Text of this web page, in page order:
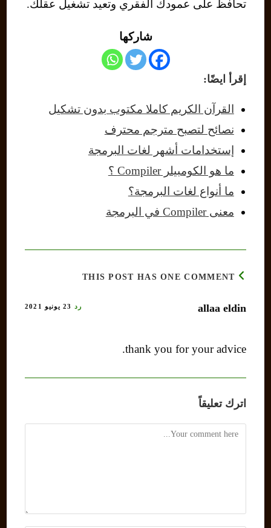
تحافظ على عمودك الفقري وتعيد تشغيل عقلك.
شاركها
إقرأ ايضًا:
القرآن الكريم كاملا مكتوب بدون تشكيل
نصائح لتصبح مترجم محترف
إستخدامات أشهر لغات البرمجة
ما هو الكومبيلر Compiler ؟
ما أنواع لغات البرمجة؟
معنى Compiler في البرمجة
THIS POST HAS ONE COMMENT
allaa eldin رد 23 يونيو 2021
thank you for your advice.
اترك تعليقاً
Comment